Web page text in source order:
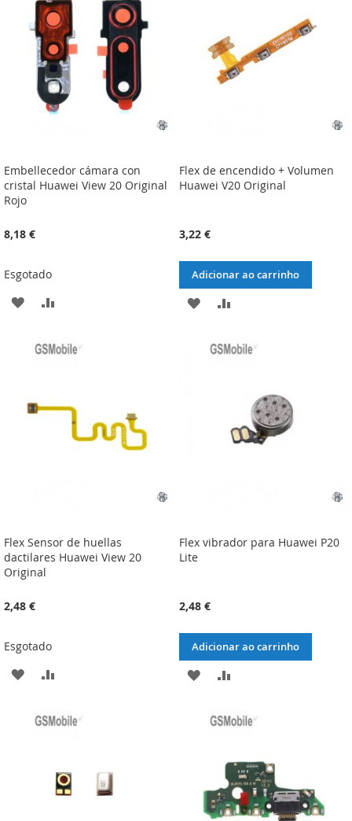
DESEJOS
DESEJOS
Embellecedor cámara con
cristal Huawei View 20 Original
Rojo
8,18 €
Esgotado
ADICIONAR
LISTA
DESEJOS
COMPARAÇÃO
Flex de encendido + Volumen
Huawei V20 Original
3,22 €
Adicionar ao carrinho
ADICIONAR
LISTA
ADICIONAR
COMPARAÇÃO
Flex Sensor de huellas
dactilares Huawei View 20
Original
2,48 €
Esgotado
ADICIONAR
LISTA
DESEJOS
COMPARAÇÃO
Flex vibrador para Huawei P20
Lite
2,48 €
Adicionar ao carrinho
ADICIONAR
LISTA
DESEJOS
ADICIONAR
COMPARAÇÃO